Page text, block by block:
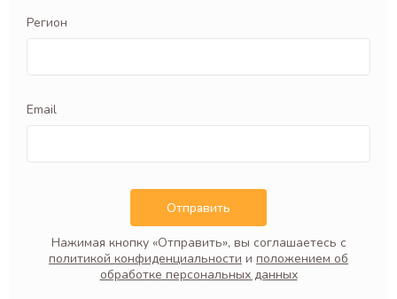
Регион
Email
Нажимая кнопку «Отправить», вы соглашаетесь с
политикой конфиденциальности и положением об
обработке персональных данных
Отправить